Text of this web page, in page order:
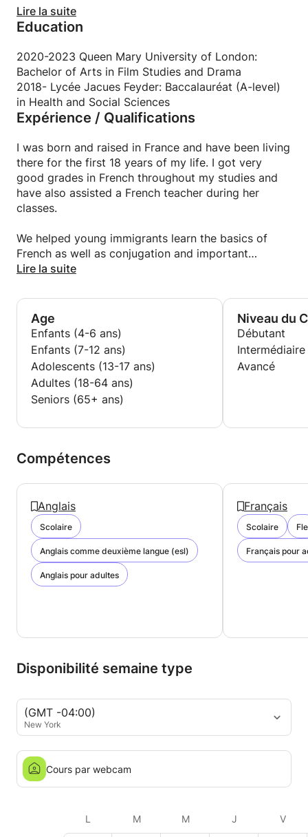
My teaching techniques mostly involve discussions
and mini games. I also like to give movies to watch
questions on the movie (in French). Through this
method, you learn to understand spoken French and
recognize the words you have learned. I make my
classes entertaining as this approach has proven to
be efficient it the past. My teaching method really
find a new topic everyday, teach you some
vocabulary related to it and have a discussion using
the new words you learned after that.
I try to make my classes as interactive as possible
I like to watch films as it was very helpful while
learning English, so you should definitely expect to
level is high enough :) or if you prefer to listen to
music, it works too.
Lire la suite
Education
2020-2023 Queen Mary University of London:
Bachelor of Arts in Film Studies and Drama
2018- Lycée Jacues Feyder: Baccalauréat (A-level)
in Health and Social Sciences
Expérience / Qualifications
I was born and raised in France and have been living
there for the first 18 years of my life. I got very
good grades in French throughout my studies and
have also assisted a French teacher during her
classes.
We helped young immigrants learn the basics of
French as well as conjugation and important
vocabulary. They got to enter French high school
I also teach French on a weekly basis to my
housemate. He did not know any French at all when
I first met him and is now able to understand spoken
French and to make himself clear when speaking
French.
I love learning languages, I have studied English for
a year in France and am currently studying Film &
Lire la suite
Age
Enfants (4-6 ans)
Enfants (7-12 ans)
Adolescents (13-17 ans)
Adultes (18-64 ans)
Seniors (65+ ans)
Niveau du
Débutant
Intermédiaire
Avancé
Compétences
Anglais
Scolaire
Anglais comme deuxième langue (esl)
Anglais pour adultes
Français
Scolaire Fle
Français pour
Disponibilité semaine type
(GMT -04:00)
New York
Cours par webcam
L M M J V